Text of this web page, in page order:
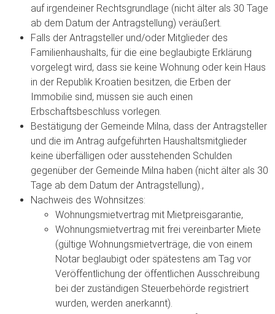
auf irgendeiner Rechtsgrundlage (nicht älter als 30 Tage
ab dem Datum der Antragstellung) veräußert.
Falls der Antragsteller und/oder Mitglieder des
Familienhaushalts, für die eine beglaubigte Erklärung
vorgelegt wird, dass sie keine Wohnung oder kein Haus
in der Republik Kroatien besitzen, die Erben der
Immobilie sind, müssen sie auch einen
Erbschaftsbeschluss vorlegen.
Bestätigung der Gemeinde Milna, dass der Antragsteller
und die im Antrag aufgeführten Haushaltsmitglieder
keine überfälligen oder ausstehenden Schulden
gegenüber der Gemeinde Milna haben (nicht älter als 30
Tage ab dem Datum der Antragstellung).,
Nachweis des Wohnsitzes:
Wohnungsmietvertrag mit Mietpreisgarantie,
Wohnungsmietvertrag mit frei vereinbarter Miete
(gültige Wohnungsmietverträge, die von einem
Notar beglaubigt oder spätestens am Tag vor
Veröffentlichung der öffentlichen Ausschreibung
bei der zuständigen Steuerbehörde registriert
wurden, werden anerkannt).